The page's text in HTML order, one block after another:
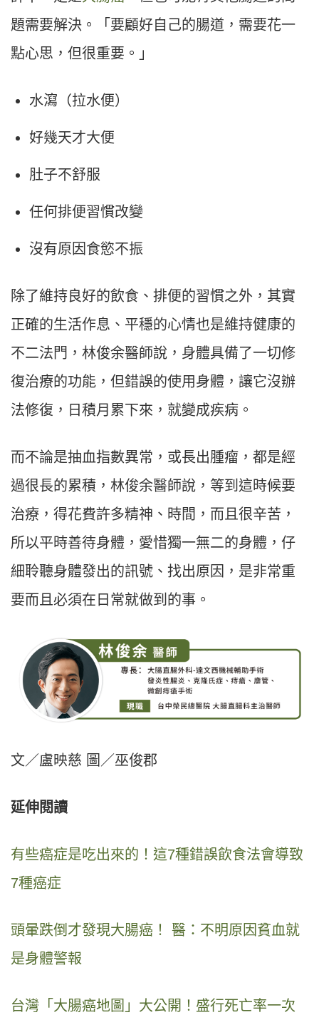
題需要解決。「要顧好自己的腸道，需要花一
點心思，但很重要。」
水瀉（拉水便）
好幾天才大便
肚子不舒服
任何排便習慣改變
沒有原因食慾不振
除了維持良好的飲食、排便的習慣之外，其實
正確的生活作息、平穩的心情也是維持健康的
不二法門，林俊余醫師說，身體具備了一切修
復治療的功能，但錯誤的使用身體，讓它沒辦
法修復，日積月累下來，就變成疾病。
而不論是抽血指數異常，或長出腫瘤，都是經
過很長的累積，林俊余醫師說，等到這時候要
治療，得花費許多精神、時間，而且很辛苦，
所以平時善待身體，愛惜獨一無二的身體，仔
細聆聽身體發出的訊號、找出原因，是非常重
要而且必須在日常就做到的事。
文／盧映慈 圖／巫俊郡
延伸閱讀
有些癌症是吃出來的！這7種錯誤飲食法會導致
7種癌症
頭暈跌倒才發現大腸癌！ 醫：不明原因貧血就
是身體警報
台灣「大腸癌地圖」大公開！盛行死亡率一次